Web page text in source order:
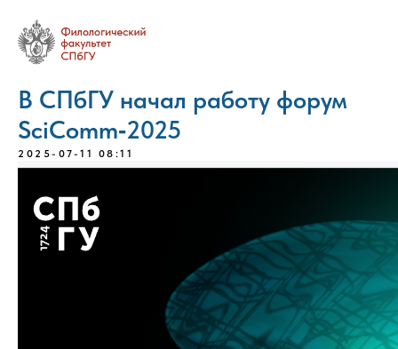
В СПбГУ начал работу форум
SciComm‑2025
2025-07-11 08:11